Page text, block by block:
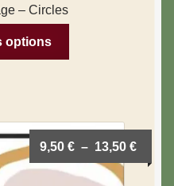
– Circles
options
9,50€ – 13,50€